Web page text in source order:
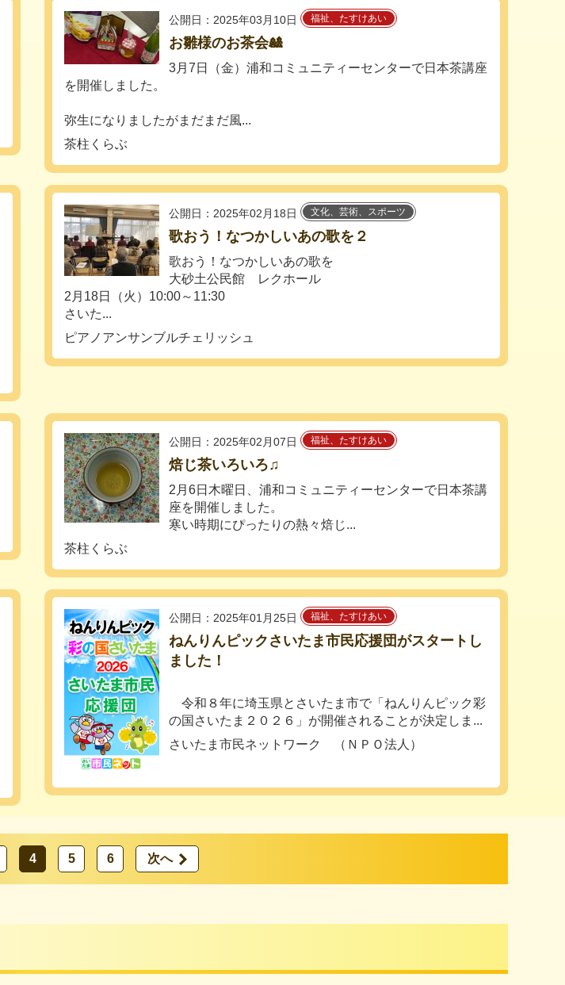
公開日：2025年03月10日 福祉、たすけあい
お雛様のお茶会🎎
3月7日（金）浦和コミュニティーセンターで日本茶講座
を開催しました。
弥生になりましたがまだまだ風...
茶柱くらぶ
公開日：2025年02月18日 文化、芸術、スポーツ
歌おう！なつかしいあの歌を２
歌おう！なつかしいあの歌を
大砂土公民館 レクホール
2月18日（火）10:00～11:30
さいた...
ピアノアンサンブルチェリッシュ
公開日：2025年02月07日 福祉、たすけあい
焙じ茶いろいろ♫
2月6日木曜日、浦和コミュニティーセンターで日本茶講
座を開催しました。
寒い時期にぴったりの熱々焙じ...
茶柱くらぶ
公開日：2025年01月25日 福祉、たすけあい
ねんりんピックさいたま市民応援団がスタートし
ました！
令和８年に埼玉県とさいたま市で「ねんりんピック彩
の国さいたま２０２６」が開催されることが決定しま...
さいたま市民ネットワーク （ＮＰＯ法人）
4 5 6 次へ